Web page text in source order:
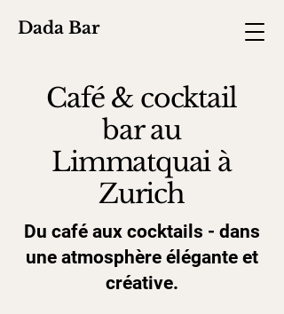
Dada Bar
Café & cocktail
bar au
Limmatquai à
Zurich
Du café aux cocktails - dans
une atmosphère élégante et
créative.